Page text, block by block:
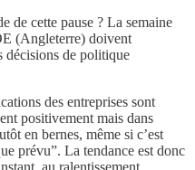
de cette pause ? La semaine
(Angleterre) doivent
décisions de politique
des entreprises sont
positivement mais dans
en bernes, même si c’est
prévu”. La tendance est donc
au ralentissement